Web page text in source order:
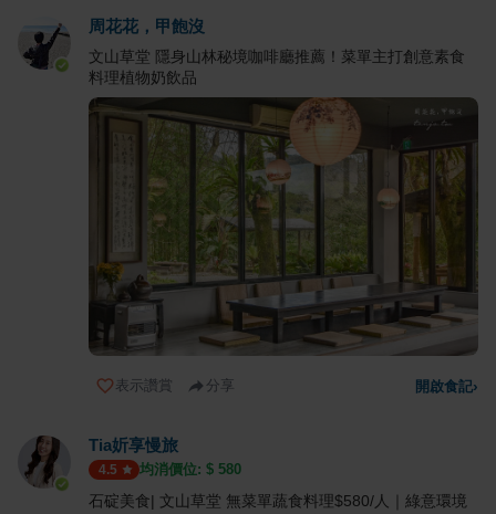
周花花，甲飽沒
文山草堂 隱身山林秘境咖啡廳推薦！菜單主打創意素食
料理植物奶飲品
表示讚賞 分享 開啟食記›
Tia妡享慢旅
4.5 均消價位: $ 580
石碇美食| 文山草堂 無菜單蔬食料理$580/人｜綠意環境